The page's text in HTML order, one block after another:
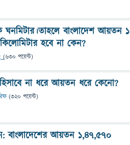
বাংলাদেশ আয়তন 1
হবে না কেন?
(630 পয়েন্ট)
হিসাবে না ধরে আয়তন ধরে কেনো?
(320 পয়েন্ট)
আয়তন ১,৪৭,৫৭০